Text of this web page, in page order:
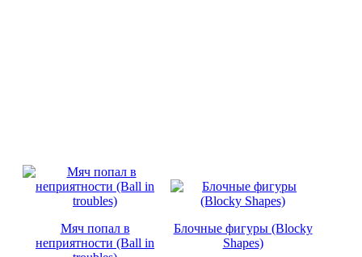
Мяч попал в
неприятности (Ball in
Блочные фигуры (Blocky
Shapes)